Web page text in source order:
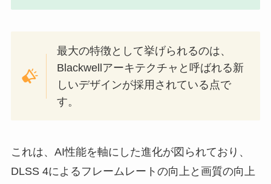
最大の特徴として挙げられるのは、
Blackwellアーキテクチャと呼ばれる新
しいデザインが採用されている点で
す。
これは、AI性能を軸にした進化が図られており、
DLSS 4によるフレームレートの向上と画質の向上